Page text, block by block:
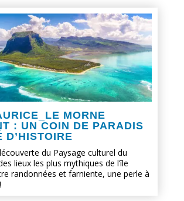
MORNE
: UN COIN DE PARADIS
D’HISTOIRE
du Paysage culturel du
lieux les plus mythiques de l’île
randonnées et farniente, une perle à